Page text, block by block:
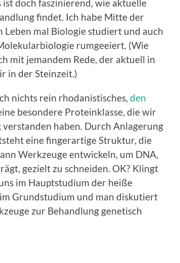
ist doch faszinierend, wie aktuelle
findet. Ich habe Mitte der
mal Biologie studiert und auch
rumgeeiert. (Wie
mit jemandem Rede, der aktuell in
in der Steinzeit.)
nichts rein rhodanistisches, den
besondere Proteinklasse, die wir
haben. Durch Anlagerung
eine fingerartige Struktur, die
Werkzeuge entwickeln, um DNA,
gezielt zu schneiden. OK? Klingt
im Hauptstudium der heiße
Grundstudium und man diskutiert
zur Behandlung genetisch